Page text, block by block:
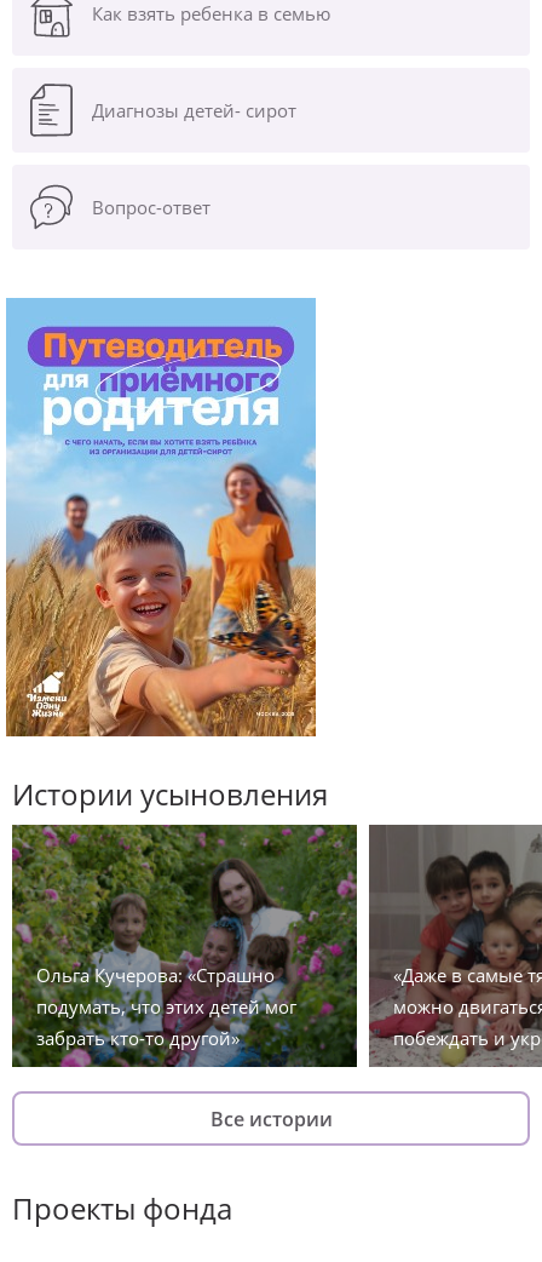
Как взять ребенка в семью
Диагнозы детей- сирот
Вопрос-ответ
Истории усыновления
Ольга Кучерова: «Страшно
подумать, что этих детей мог
забрать кто-то другой»
«Даже в самые
можно
побеждать и
Все истории
Проекты фонда